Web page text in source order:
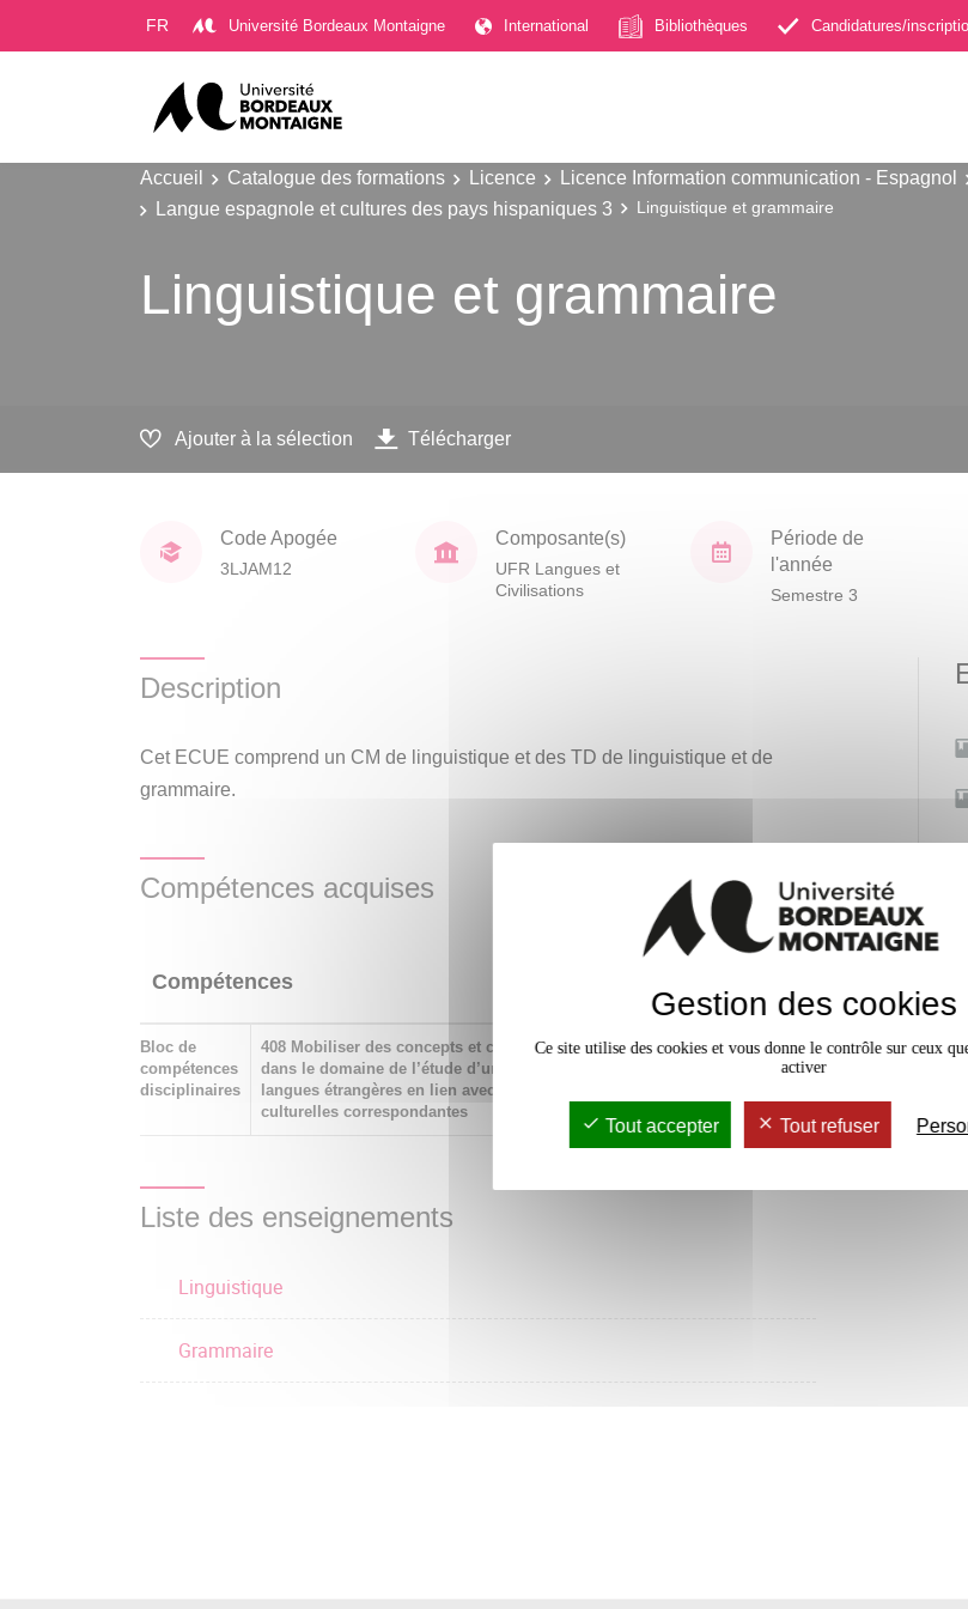
FR Université Bordeaux Montaigne International Bibliothèques Candidatures/
Accueil Catalogue des formations Licence Licence Information communication - Espagnol
Langue espagnole et cultures des pays hispaniques 3
Linguistique et grammaire
Linguistique et grammaire
Ajouter à la sélection Télécharger
Code Apogée
3LJAM12
Composante(s)
UFR Langues et
Civilisations
Période de
l'année
Semestre 3
Description
Cet ECUE comprend un CM de linguistique et des TD de linguistique et de
grammaire.
Compétences acquises
Compétences
d'acquisition
Bloc de
compétences
disciplinaires
408 Mobiliser des concepts et cadres théoriques
dans le domaine de l’étude d’une ou de plusieurs
langues étrangères en lien avec les aires socio-
culturelles correspondantes
x
Liste des enseignements
Linguistique
Grammaire
Gestion des cookies
Ce site utilise des cookies et vous donne le contrôle sur ceux
activer
Tout accepter Tout refuser